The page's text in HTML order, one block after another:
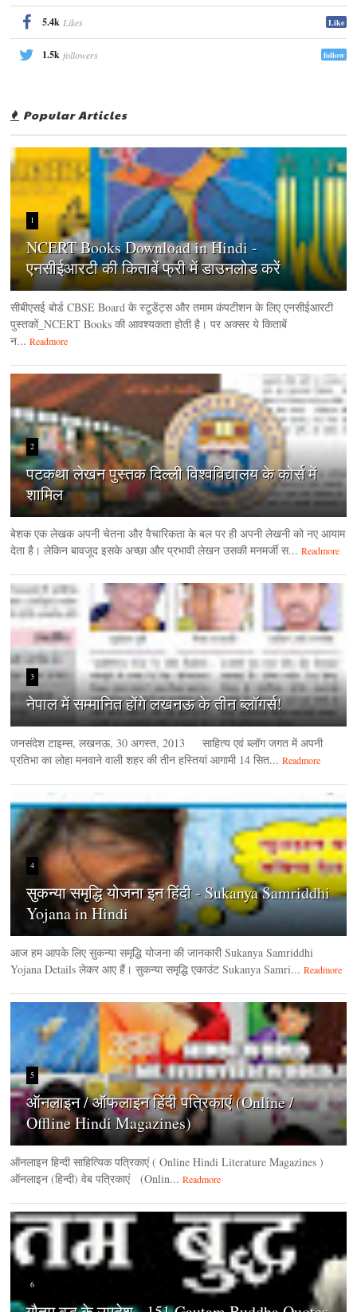
5.4k Likes Like
1.5k followers follow
Popular Articles
1
NCERT Books Download in Hindi -
एनसीईआरटी की किताबें फ्री में डाउनलोड करें
सीबीएसई बोर्ड CBSE Board के स्टूडेंट्स और तमाम कंपटीशन के लिए एनसीईआरटी
पुस्तकों_NCERT Books की आवश्यकता होती है। पर अक्सर ये किताबें
न... Readmore
2
पटकथा लेखन पुस्तक दिल्ली विश्वविद्यालय के कोर्स में
शामिल
बेशक एक लेखक अपनी चेतना और वैचारिकता के बल पर ही अपनी लेखनी को नए आयाम
देता है। लेकिन बावजूद इसके अच्छा और प्रभावी लेखन उसकी मनमर्जी स... Readmore
3
नेपाल में सम्मानित होंगे लखनऊ के तीन ब्लॉगर्स!
जनसंदेश टाइम्‍स, लखनऊ, 30 अगस्‍त, 2013 साहित्य एवं ब्लॉग जगत में अपनी
प्रतिभा का लोहा मनवाने वाली शहर की तीन हस्तियां आगामी 14 सित... Readmore
4
सुकन्या समृद्धि योजना इन हिंदी - Sukanya Samriddhi
Yojana in Hindi
आज हम आपके लिए सुकन्या समृद्धि योजना की जानकारी Sukanya Samriddhi
Yojana Details लेकर आए हैं। सुकन्या समृद्धि एकाउंट Sukanya Samri... Readmore
5
ऑनलाइन / ऑफलाइन हिंदी पत्रिकाएं (Online /
Offline Hindi Magazines)
ऑनलाइन हिन्‍दी साहित्यिक पत्रिकाएं ( Online Hindi Literature Magazines )
ऑनलाइन (हिन्‍दी) वेब पत्रिकाएं (Onlin... Readmore
6